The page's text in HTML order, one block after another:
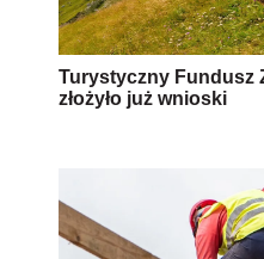
Turystyczny Fundusz
złożyło już wnioski